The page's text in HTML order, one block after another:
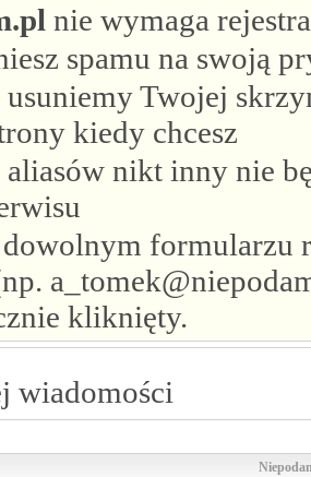
nie wymaga
spamu na swoją
Twojej
kiedy chcesz
nikt inny nie
formularzu
kliknięty.
wiadomości